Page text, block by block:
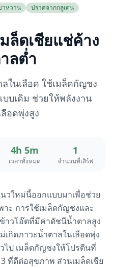
าหวาน
ปราศจากกลูเตน
ล็ดเชียแช่ค้าง
ลต่ำ
ในเลือด ใช้เมล็ดกัญชง
บเดิม ช่วยให้พลังงาน
อดพุ่งสูง
4h 5m
เวลาทั้งหมด
1
จำนวนที่เสิร์ฟ
วใหม่นี้ออกแบบมาเพื่อช่วย
าะ การใช้เมล็ดกัญชงและ
าวโอ๊ตที่มีค่าดัชนีน้ำตาลสูง
กิดภาวะน้ำตาลในเลือดพุ่ง
ป เมล็ดกัญชงให้โปรตีนที่
ที่ดีต่อสุขภาพ ส่วนเมล็ดเชีย